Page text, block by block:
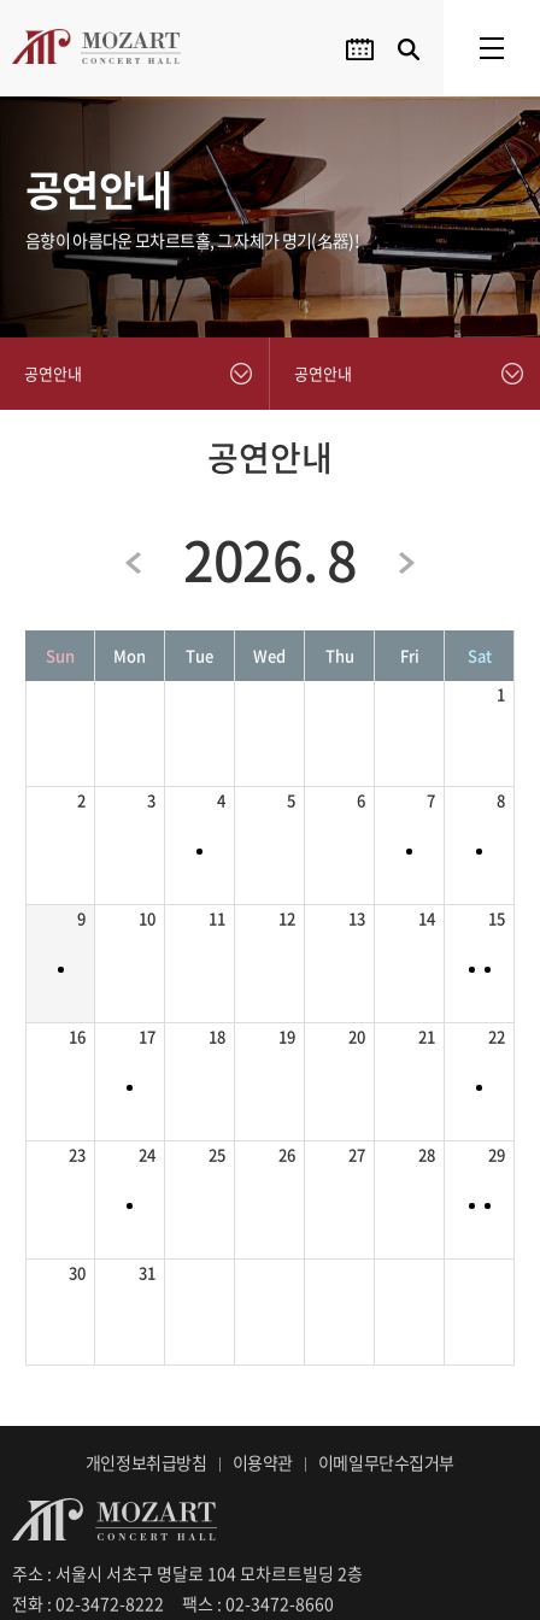
공연안내
음향이 아름다운 모차르트홀, 그 자체가 명기(名器)!
공연안내 공연안내
공연안내
2026. 8
Sun Mon Tue Wed Thu Fri
Sat
1
2 3 4 5 6 7 8
9 10 11 12 13 14 15
16 17 18 19 20 21 22
23 24 25 26 27 28 29
30 31
개인정보취급방침 이용약관 이메일무단수집거부
주소 : 서울시 서초구 명달로 104 모차르트빌딩 2층
전화 : 02-3472-8222
팩스 : 02-3472-8660